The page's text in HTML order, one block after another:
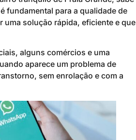
fundamental para a qualidade de
uma solução rápida, eficiente e que
alguns comércios e uma
aparece um problema de
sem enrolação e com a